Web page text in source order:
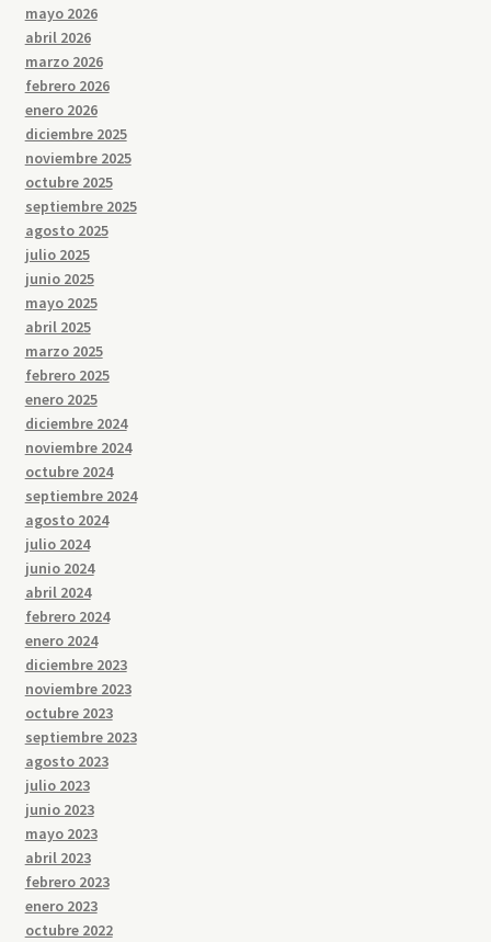
mayo 2026
abril 2026
marzo 2026
febrero 2026
enero 2026
diciembre 2025
noviembre 2025
octubre 2025
septiembre 2025
agosto 2025
julio 2025
junio 2025
mayo 2025
abril 2025
marzo 2025
febrero 2025
enero 2025
diciembre 2024
noviembre 2024
octubre 2024
septiembre 2024
agosto 2024
julio 2024
junio 2024
abril 2024
febrero 2024
enero 2024
diciembre 2023
noviembre 2023
octubre 2023
septiembre 2023
agosto 2023
julio 2023
junio 2023
mayo 2023
abril 2023
febrero 2023
enero 2023
octubre 2022